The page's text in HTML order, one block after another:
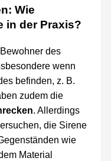
Wie
in der Praxis?
des
wenn
befinden, z. B.
zudem die
. Allerdings
die Sirene
wie
Material